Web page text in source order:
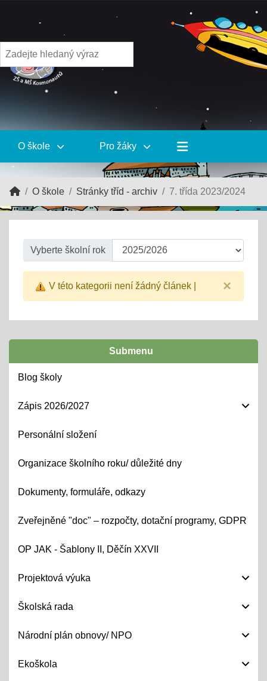
O škole Pro žáky
O škole Stránky tříd - archiv 7. třída 2023/2024
Vyberte školní rok
×
V této kategorii není žádný článek |
Submenu
Blog školy
Zápis 2026/2027
Personální složení
Organizace školního roku/ důležité dny
Dokumenty, formuláře, odkazy
Zveřejněné "doc" – rozpočty, dotační programy, GDPR
OP JAK - Šablony II, Děčín XXVII
Projektová výuka
Školská rada
Národní plán obnovy/ NPO
Ekoškola